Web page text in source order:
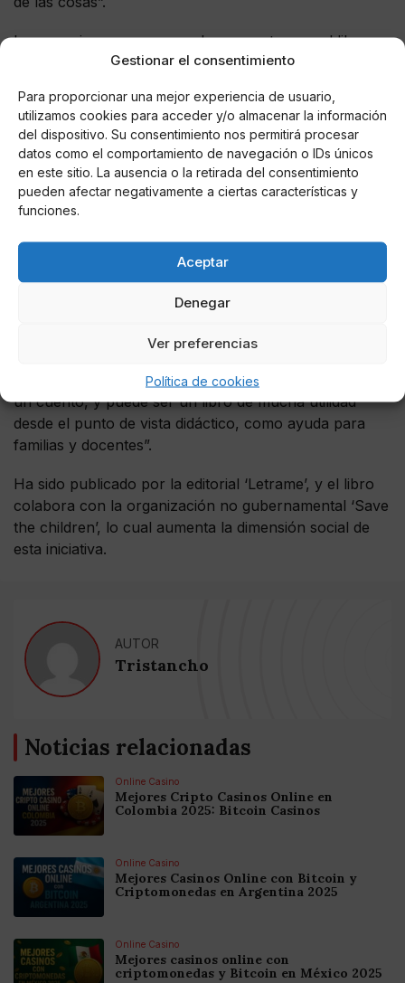
Gestionar el consentimiento
Para proporcionar una mejor experiencia de usuario,
utilizamos cookies para acceder y/o almacenar la información
del dispositivo. Su consentimiento nos permitirá procesar
datos como el comportamiento de navegación o IDs únicos
en este sitio. La ausencia o la retirada del consentimiento
pueden afectar negativamente a ciertas características y
funciones.
Aceptar
Denegar
Ver preferencias
Política de cookies
Las emociones que se pueden encontrar en el libro
son variadas, pues consta de 16 cuentos, “algunas de
trabajar por los adultos, como la envidia, el odio, la
aceptación, la satisfacción, la ternura…”, según su
autora.
Aunque lo importante de esta publicación son los
mensajes, Luís Rizo, pintor sevillano de conocida
sus ilustraciones inéditas las historias que Maribel
Rabadán ha querido transmitir.
Escribió los cuentos para niños de infantil a partir de
cuatro años, pero “con mi práctica docente estoy
mayores, pues como yo siempre digo, a nadie amarga
un cuento, y puede ser un libro de mucha utilidad
desde el punto de vista didáctico, como ayuda para
familias y docentes”.
Ha sido publicado por la editorial ‘Letrame’, y el libro
colabora con la organización no gubernamental ‘Save
the children’, lo cual aumenta la dimensión social de
esta iniciativa.
AUTOR
Tristancho
Noticias relacionadas
Online Casino
Mejores Cripto Casinos Online en
Colombia 2025: Bitcoin Casinos
Online Casino
Mejores Casinos Online con Bitcoin y
Criptomonedas en Argentina 2025
Online Casino
Mejores casinos online con
criptomonedas y Bitcoin en México 2025